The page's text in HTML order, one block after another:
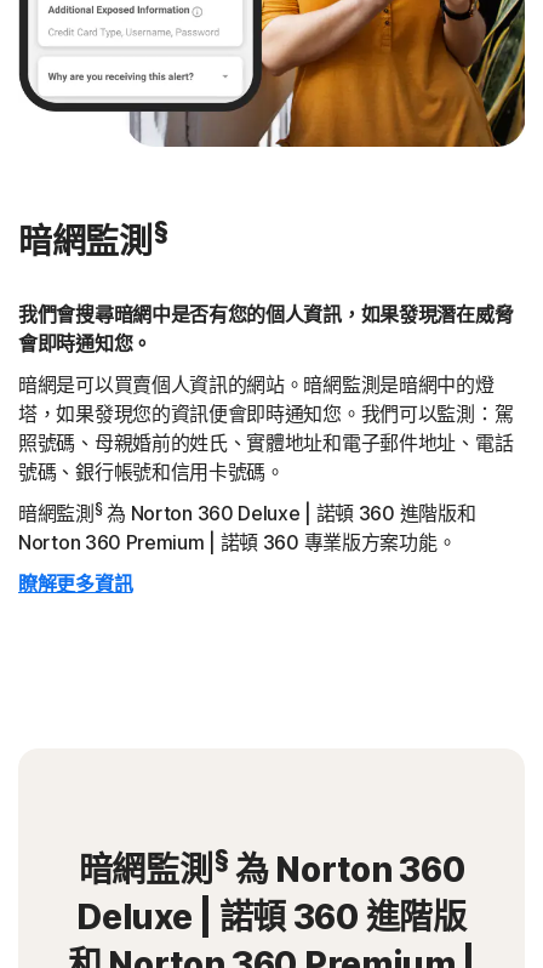
暗網監測 §
我們會搜尋暗網中是否有您的個人資訊，如果發現潛在威脅
會即時通知您。
暗網是可以買賣個人資訊的網站。暗網監測是暗網中的燈
塔，如果發現您的資訊便會即時通知您。我們可以監測：駕
照號碼、母親婚前的姓氏、實體地址和電子郵件地址、電話
號碼、銀行帳號和信用卡號碼。
暗網監測§為 Norton 360 Deluxe | 諾頓 360 進階版和
Norton 360 Premium | 諾頓 360 專業版方案功能。
瞭解更多資訊
暗網監測 § 為 Norton 360
Deluxe | 諾頓 360 進階版